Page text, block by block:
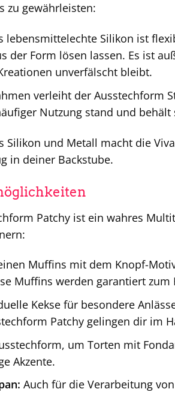
zu gewährleisten:
lebensmittelechte Silikon ist
der Form lösen lassen. Es ist
unverfälscht bleibt.
verleiht der Ausstechform
Nutzung stand und behält
Silikon und Metall macht die
in deiner Backstube.
Patchy ist ein wahres
Muffins mit dem Knopf-
Muffins werden garantiert zum
Kekse für besondere
Patchy gelingen dir im
um Torten mit
Akzente.
Auch für die Verarbeitung